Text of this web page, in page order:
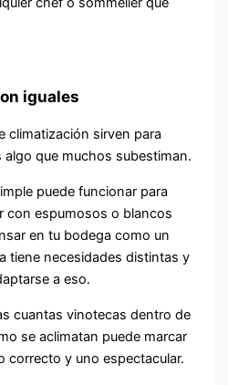
iguales
climatización sirven para
que muchos subestiman.
puede funcionar para
con espumosos o blancos
en tu bodega como un
tiene necesidades distintas y
a eso.
cuantas vinotecas dentro de
se aclimatan puede marcar
correcto y uno espectacular.